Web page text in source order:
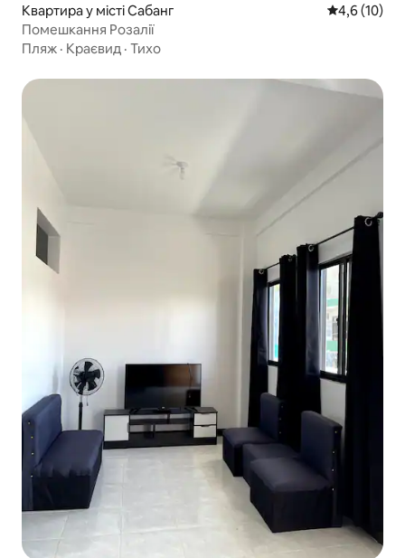
Квартира у місті Сабанг Середня
4,6 (10)
Помешкання Розалії
Пляж · Краєвид · Тихо